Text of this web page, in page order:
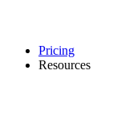
Pricing
Resources